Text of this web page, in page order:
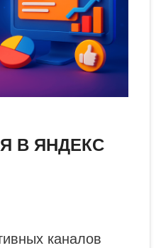
В ЯНДЕКС
каналов